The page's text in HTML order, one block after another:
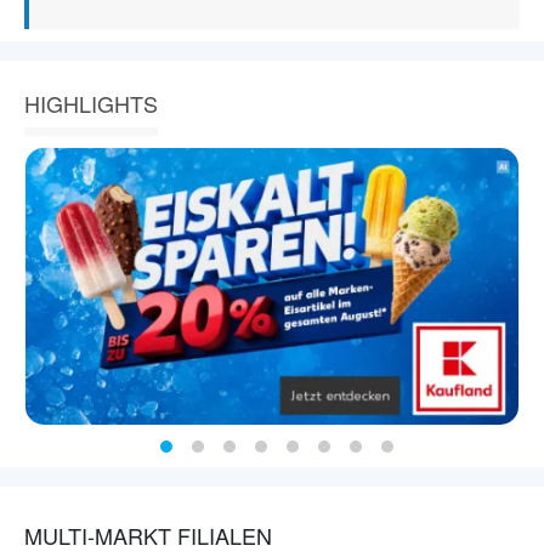
HIGHLIGHTS
MULTI-MARKT FILIALEN